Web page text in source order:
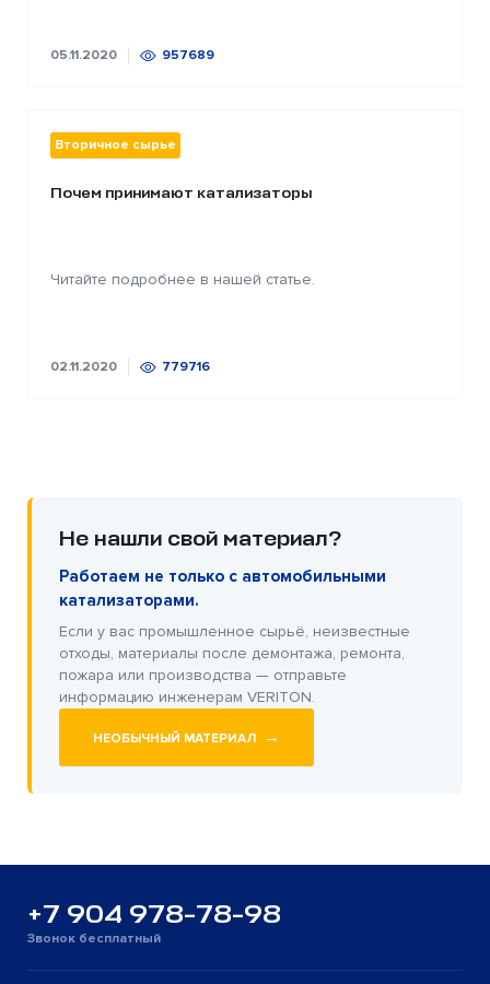
05.11.2020 957689
Вторичное сырье
Почем принимают катализаторы
Читайте подробнее в нашей статье.
02.11.2020 779716
Не нашли свой материал?
Работаем не только с автомобильными
катализаторами.
Если у вас промышленное сырьё, неизвестные
отходы, материалы после демонтажа, ремонта,
пожара или производства — отправьте
информацию инженерам VERITON.
НЕОБЫЧНЫЙ МАТЕРИАЛ →
+7 904 978-78-98
Звонок бесплатный